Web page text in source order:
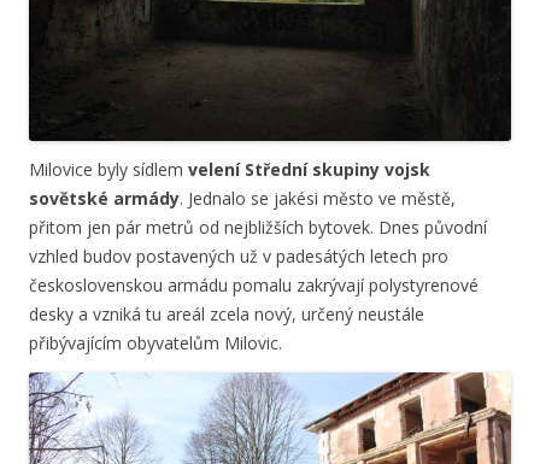
Milovice byly sídlem velení Střední skupiny vojsk
sovětské armády. Jednalo se jakési město ve městě,
přitom jen pár metrů od nejbližších bytovek. Dnes původní
vzhled budov postavených už v padesátých letech pro
československou armádu pomalu zakrývají polystyrenové
desky a vzniká tu areál zcela nový, určený neustále
přibývajícím obyvatelům Milovic.